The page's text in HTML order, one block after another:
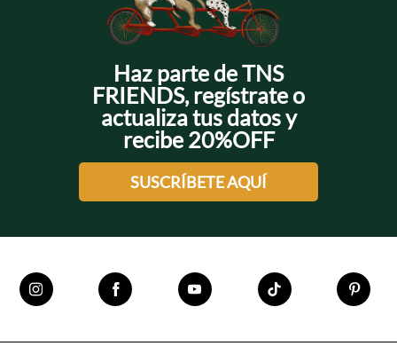
Haz parte de TNS
FRIENDS, regístrate o
actualiza tus datos y
recibe 20%OFF
SUSCRÍBETE AQUÍ